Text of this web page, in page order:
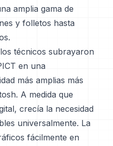
amplia gama de
y folletos hasta
técnicos subrayaron
en una
más amplias más
A medida que
crecía la necesidad
universalmente. La
fácilmente en